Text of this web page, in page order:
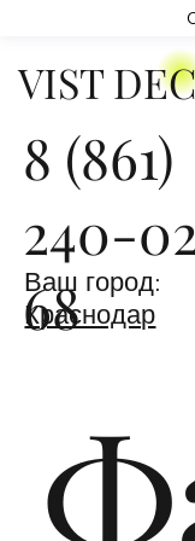
VIST
8 (861)
240-
68
Ваш город:
Краснодар